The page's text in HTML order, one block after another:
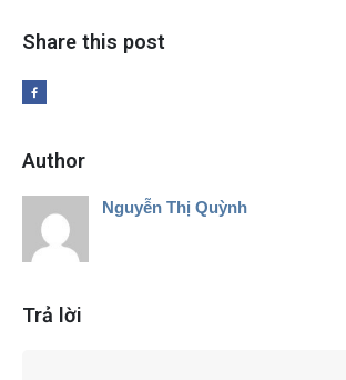
Share this post
Author
Nguyễn Thị Quỳnh
Trả lời